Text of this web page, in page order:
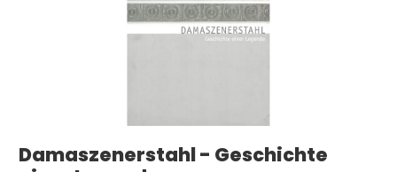
Damaszenerstahl - Geschichte